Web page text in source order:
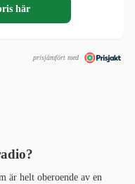
här
prisjämfört med
är helt oberoende av en